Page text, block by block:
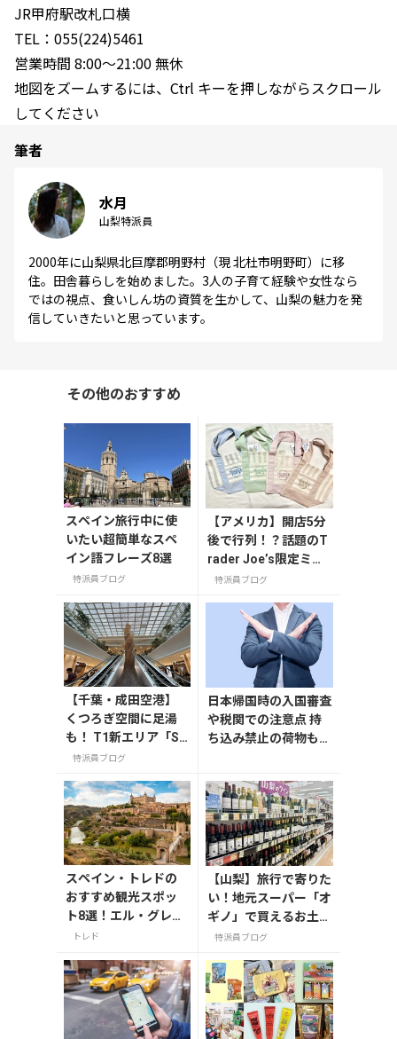
JR甲府駅改札口横
TEL：055(224)5461
営業時間 8:00～21:00 無休
地図をズームするには、Ctrl キーを押しながらスクロール
してください
筆者
水月
山梨特派員
2000年に山梨県北巨摩郡明野村（現 北杜市明野町）に移
住。田舎暮らしを始めました。3人の子育て経験や女性なら
ではの視点、食いしん坊の資質を生かして、山梨の魅力を発
信していきたいと思っています。
その他のおすすめ
スペイン旅行中に使
いたい超簡単なスペ
イン語フレーズ8選
特派員ブログ
【アメリカ】開店5分
後で行列！？話題のT
rader Joe’s限定ミニ
トート発売日レポ
特派員ブログ
【千葉・成田空港】
くつろぎ空間に足湯
も！ T1新エリア「SH
IKISAI GARDEN」
特派員ブログ
日本帰国時の入国審査
や税関での注意点 持
ち込み禁止の荷物も解
スペイン・トレドの
おすすめ観光スポッ
ト8選！エル・グレコ
の傑作や古都の魅力
トレド
【山梨】旅行で寄りた
い！地元スーパー「オ
ギノ」で買えるお土産
4選
特派員ブログ